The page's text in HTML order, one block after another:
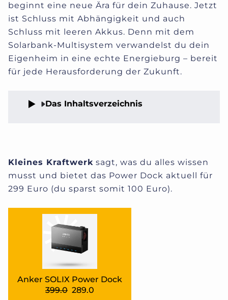
beginnt eine neue Ära für dein Zuhause. Jetzt
ist Schluss mit Abhängigkeit und auch
Schluss mit leeren Akkus. Denn mit dem
Solarbank-Multisystem verwandelst du dein
Eigenheim in eine echte Energieburg – bereit
für jede Herausforderung der Zukunft.
Das Inhaltsverzeichnis
Kleines Kraftwerk sagt, was du alles wissen
musst und bietet das Power Dock aktuell für
299 Euro (du sparst somit 100 Euro).
Anker SOLIX Power Dock
399.0 289.0